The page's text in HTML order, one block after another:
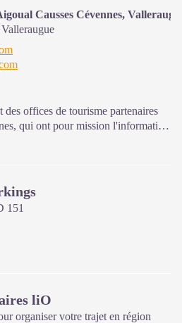
Parc.
le Parc national des Cévennes et
découverte et produits siglés
sur les jours et horaires en
Causses Cévennes,
Valleraugue
offices de tourisme partenaires
qui ont pour mission l'information
découverte et d'animations ainsi
pour les jours et horaires
151
liO
organiser votre trajet en région